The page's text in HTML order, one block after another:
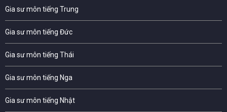
Gia sư môn tiếng Trung
Gia sư môn tiếng Đức
Gia sư môn tiếng Thái
Gia sư môn tiếng Nga
Gia sư môn tiếng Nhật